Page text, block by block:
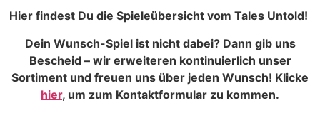
Hier findest Du die Spieleübersicht vom Tales Untold!
Dein Wunsch-Spiel ist nicht dabei? Dann gib uns
Bescheid – wir erweiteren kontinuierlich unser
Sortiment und freuen uns über jeden Wunsch! Klicke
hier, um zum Kontaktformular zu kommen.